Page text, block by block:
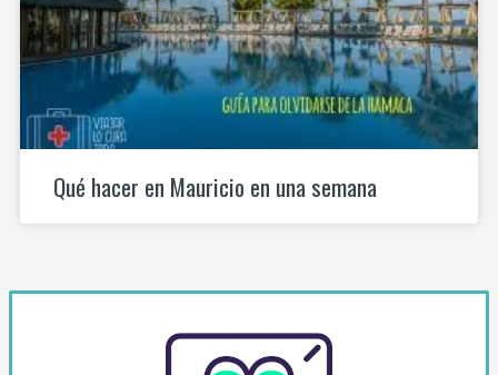
Qué hacer en Mauricio en una semana